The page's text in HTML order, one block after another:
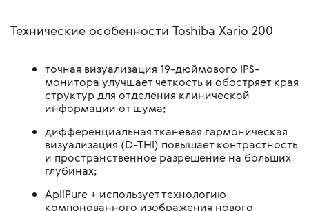
Технические особенности Toshiba Xario 200
точная визуализация 19-дюймового IPS-
монитора улучшает четкость и обостряет края
структур для отделения клинической
информации от шума;
дифференциальная тканевая гармоническая
визуализация (D-THI) повышает контрастность
и пространственное разрешение на больших
глубинах;
ApliPure + использует технологию
компонованного изображения нового